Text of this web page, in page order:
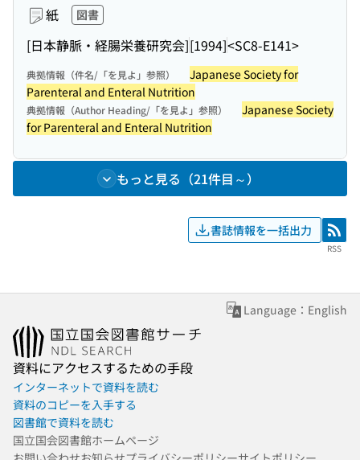
紙 図書
[日本静脈・経腸栄養研究会][1994]<SC8-E141>
典拠情報（件名/「を見よ」参照）
Japanese Society for
Parenteral and Enteral Nutrition
典拠情報（Author Heading/「を見よ」参照）
Japanese Society
for Parenteral and Enteral Nutrition
もっと見る（21件目～）
書誌情報を一括出力 RSS
RSS
Language：English
資料にアクセスするための手段
インターネットで資料を読む
資料のコピーを入手する
図書館で資料を読む
国立国会図書館ホームページ